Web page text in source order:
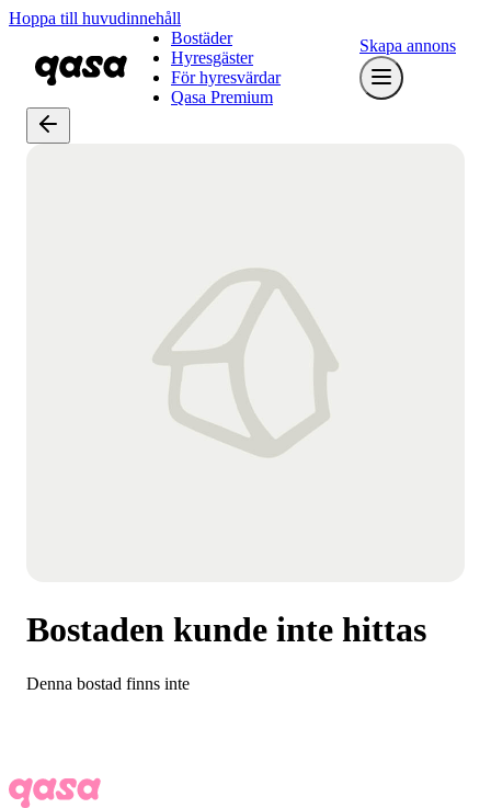
Hoppa till huvudinnehåll
Bostäder
Hyresgäster
För hyresvärdar
Qasa Premium
Skapa annons
Bostaden kunde inte hittas
Denna bostad finns inte